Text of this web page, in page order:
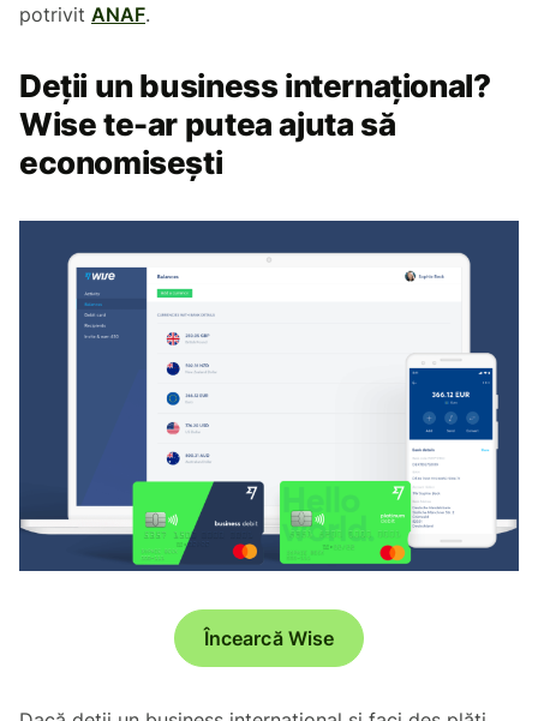
potrivit ANAF.
Deții un business internațional?
Wise te-ar putea ajuta să
economisești
Încearcă Wise